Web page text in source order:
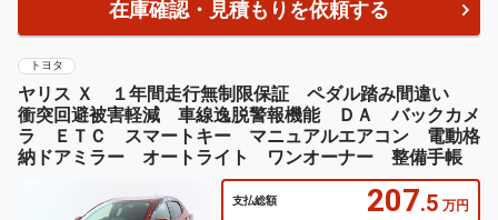
在庫確認・見積もりを依頼する
トヨタ
ヤリス Ｘ １年間走行無制限保証 ペダル踏み間違い
衝突回避被害軽減 車線逸脱警報機能 ＤＡ バックカメ
ラ ＥＴＣ スマートキー マニュアルエアコン 電動格
納ドアミラー オートライト ワンオーナー 整備手帳
支払総額 207.5 万円